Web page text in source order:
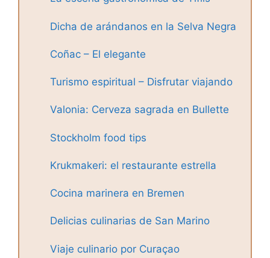
Dicha de arándanos en la Selva Negra
Coñac – El elegante
Turismo espiritual – Disfrutar viajando
Valonia: Cerveza sagrada en Bullette
Stockholm food tips
Krukmakeri: el restaurante estrella
Cocina marinera en Bremen
Delicias culinarias de San Marino
Viaje culinario por Curaçao